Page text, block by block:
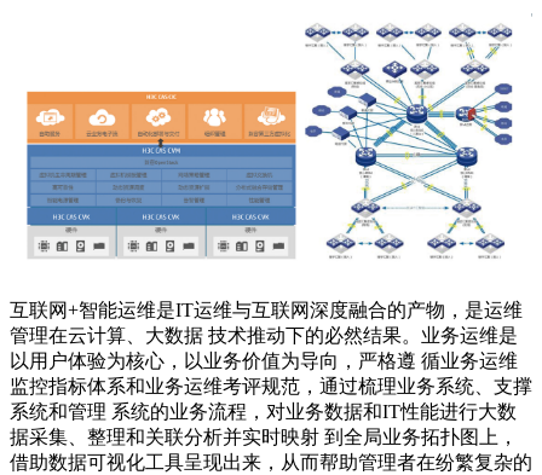
互联网+智能运维是IT运维与互联网深度融合的产物，是运维
管理在云计算、大数据 技术推动下的必然结果。业务运维是
以用户体验为核心，以业务价值为导向，严格遵 循业务运维
监控指标体系和业务运维考评规范，通过梳理业务系统、支撑
系统和管理 系统的业务流程，对业务数据和IT性能进行大数
据采集、整理和关联分析并实时映射 到全局业务拓扑图上，
借助数据可视化工具呈现出来，从而帮助管理者在纷繁复杂的